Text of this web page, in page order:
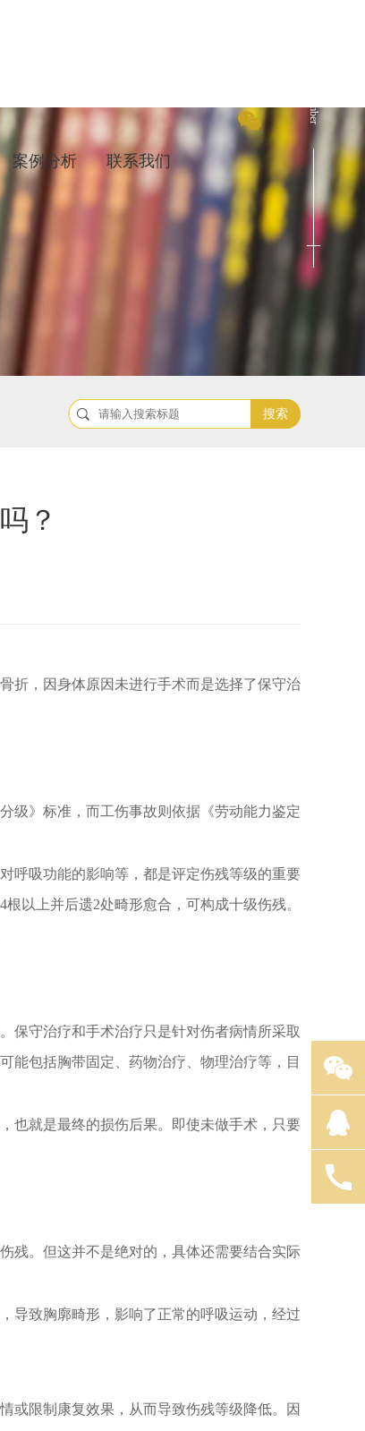
案例分析 联系我们
Cenact Member
搜索
？
折，因身体原因未进行手术而是选择了保守治
级》标准，而工伤事故则依据《劳动能力鉴定
呼吸功能的影响等，都是评定伤残等级的重要
4根以上并后遗2处畸形愈合，可构成十级伤残。
保守治疗和手术治疗只是针对伤者病情所采取
能包括胸带固定、药物治疗、物理治疗等，目
也就是最终的损伤后果。即使未做手术，只要
残。但这并不是绝对的，具体还需要结合实际
导致胸廓畸形，影响了正常的呼吸运动，经过
或限制康复效果，从而导致伤残等级降低。因